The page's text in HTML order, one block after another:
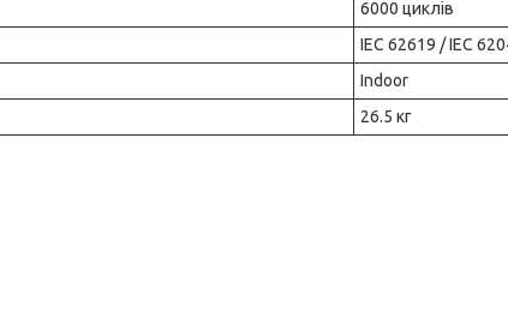
6000 циклів
IEC 62619 / IEC
Indoor
26.5 кг